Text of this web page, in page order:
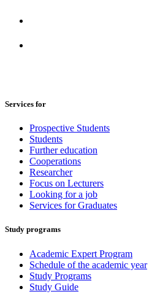
Services for
Prospective Students
Students
Further education
Cooperations
Researcher
Focus on Lecturers
Looking for a job
Services for Graduates
Study programs
Academic Expert Program
Schedule of the academic year
Study Programs
Study Guide